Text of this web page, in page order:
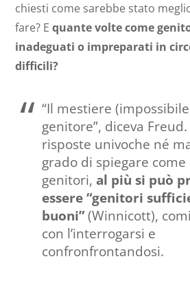
chiesti come sarebbe stato
fare? Equante volte come
inadeguati o impreparati in
difficili?
“Il mestiere
genitore”, diceva
risposte univoche né
grado di spiegare come
genitori, al più si può
essere “genitori
buoni”(Winnicott),
con l’interrogarsi e
confronfrontandosi.